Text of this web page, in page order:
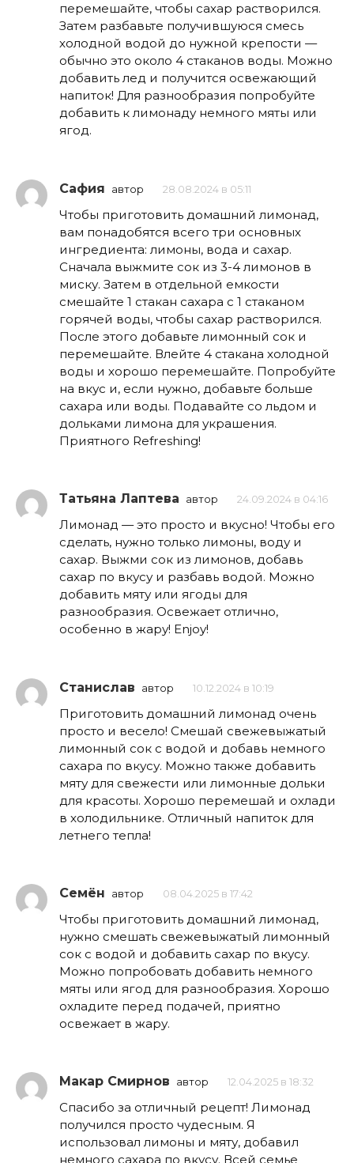
перемешайте, чтобы сахар растворился.
Затем разбавьте получившуюся смесь
холодной водой до нужной крепости —
обычно это около 4 стаканов воды. Можно
добавить лед и получится освежающий
напиток! Для разнообразия попробуйте
добавить к лимонаду немного мяты или
ягод.
Сафия автор 28.08.2024 в 05:11
Чтобы приготовить домашний лимонад,
вам понадобятся всего три основных
ингредиента: лимоны, вода и сахар.
Сначала выжмите сок из 3-4 лимонов в
миску. Затем в отдельной емкости
смешайте 1 стакан сахара с 1 стаканом
горячей воды, чтобы сахар растворился.
После этого добавьте лимонный сок и
перемешайте. Влейте 4 стакана холодной
воды и хорошо перемешайте. Попробуйте
на вкус и, если нужно, добавьте больше
сахара или воды. Подавайте со льдом и
дольками лимона для украшения.
Приятного Refreshing!
Татьяна Лаптева автор 24.09.2024 в 04:16
Лимонад — это просто и вкусно! Чтобы его
сделать, нужно только лимоны, воду и
сахар. Выжми сок из лимонов, добавь
сахар по вкусу и разбавь водой. Можно
добавить мяту или ягоды для
разнообразия. Освежает отлично,
особенно в жару! Enjoy!
Станислав автор 10.12.2024 в 10:19
Приготовить домашний лимонад очень
просто и весело! Смешай свежевыжатый
лимонный сок с водой и добавь немного
сахара по вкусу. Можно также добавить
мяту для свежести или лимонные дольки
для красоты. Хорошо перемешай и охлади
в холодильнике. Отличный напиток для
летнего тепла!
Семён автор 08.04.2025 в 17:42
Чтобы приготовить домашний лимонад,
нужно смешать свежевыжатый лимонный
сок с водой и добавить сахар по вкусу.
Можно попробовать добавить немного
мяты или ягод для разнообразия. Хорошо
охладите перед подачей, приятно
освежает в жару.
Макар Смирнов автор 12.04.2025 в 18:32
Спасибо за отличный рецепт! Лимонад
получился просто чудесным. Я
использовал лимоны и мяту, добавил
немного сахара по вкусу. Всей семье